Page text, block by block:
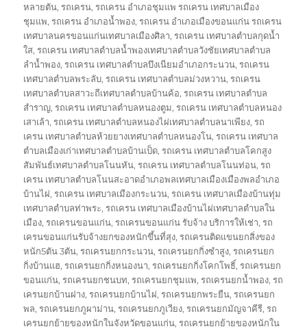
หลายตัน,รถเครน,รถเครน อำเภอชุมแพ รถเครน เทศบาลเมือง
ชุมแพ,รถเครน อำเภอน้ำพอง,รถเครน อำเภอเมืองขอนแก่น รถเครน
เทศบาลนครขอนแก่นเทศบาลเมืองศิลา,รถเครน เทศบาลตำบลกุดน้ำ
ใส,รถเครน เทศบาลตำบลน้ำพองเทศบาลตำบลวังชัยเทศบาลตำบล
ลำน้ำพอง,รถเครน เทศบาลตำบลบึงเนียมอำเภอกระนวน,รถเครน
เทศบาลตำบลพระลับ,รถเครน เทศบาลตำบลม่วงหวาน,รถเครน
เทศบาลตำบลสาวะถีเทศบาลตำบลบ้านค้อ,รถเครน เทศบาลตำบล
สำราญ,รถเครน เทศบาลตำบลหนองตูม,รถเครน เทศบาลตำบลหนอง
เสาเล้า,รถเครน เทศบาลตำบลหนองไผ่เทศบาลตำบลนาเพียง,รถ
เครน เทศบาลตำบลห้วยยางเทศบาลตำบลหนองโน,รถเครน เทศบาล
ตำบลเมืองเก่าเทศบาลตำบลบ้านเป็ด,รถเครน เทศบาลตำบลโคกสูง
สัมพันธ์เทศบาลตำบลโนนหัน,รถเครน เทศบาลตำบลโนนท่อน,รถ
เครน เทศบาลตำบลโนนสะอาดอำเภอพลเทศบาลเมืองเมืองพลอำเภอ
บ้านไผ่,รถเครน เทศบาลเมืองกระนวน,รถเครน เทศบาลเมืองบ้านทุ่ม
เทศบาลตำบลท่าพระ,รถเครน เทศบาลเมืองบ้านไผ่เทศบาลตำบลใน
เมือง,รถเครนขอนแก่น,รถเครนขอนแก่น รับจ้าง บริการให้เช่า,รถ
เครนขอนแก่นรับจ้างยกของหนักขึ้นที่สุง,รถเครนติดแขนยกสิ่งของ
หนัก5ตัน 3ตัน,รถเครนยกกระนวน,รถเครนยกกิ่งซำสูง,รถเครนยก
กิ่งบ้านแฮ,รถเครนยกกิ่งหนองนา,รถเครนยกกิ่งโคกโพธิ์,รถเครนยก
ขอนแก่น,รถเครนยกชนบท,รถเครนยกชุมแพ,รถเครนยกน้ำพอง,รถ
เครนยกบ้านฝาง,รถเครนยกบ้านไผ่,รถเครนยกพระยืน,รถเครนยก
พล,รถเครนยกภูผาม่าน,รถเครนยกภูเวียง,รถเครนยกมัญจาคีรี,รถ
เครนยกย้ายของหนักในจังหวัดขอนแก่น,รถเครนยกย้ายของหนักใน